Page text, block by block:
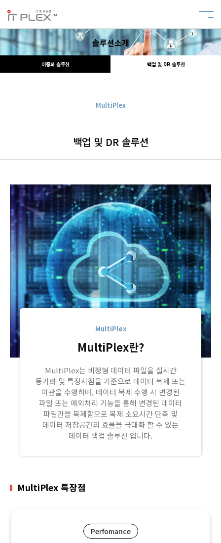
솔루션소개
이중화 솔루션 백업 및 DR 솔루션
MultiPlex
백업 및 DR 솔루션
MultiPlex
MultiPlex란?
MultiPlex는 비정형 데이터 파일을 실시간
동기화 및 특정시점을 기준으로 데이터 복제 또는
이관을 수행하며, 데이터 복제 수행 시 변경된
파일 또는 예외처리 기능을 통해 변경된 데이터
파일만을 복제함으로 복제 소요시간 단축 및
데이터 저장공간의 효율을 극대화 할 수 있는
데이터 백업 솔루션 입니다.
MultiPlex 특장점
Perfomance